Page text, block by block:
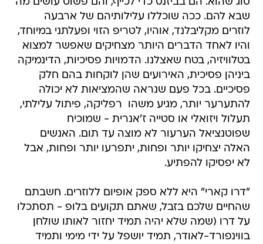
שבא להם. ככה שוכללו עלילותיהם של ארבעה
לוזרים מקליבלנד, אוהיו, לטריפ הזוי ופעלתני במיוחד,
והיו לאחד הדברים היותר מצחיקים שאפשר למצוא
בטלוויזיה, בטח שאצלנו. הדמויות פסיכיות, הדינמיקה
ביניהן פסיכית, האירועים שהן לוקחות בהם חלק
פסיכיים. בכל פעם שנראה שהמציאות לא יכולה
להתערער יותר, מגיע משהו  רפליקה, פיתול עלילתי,
תעלול ויזואלי או סטייה ז'אנרית - שמוכיח
שפוטנציאל הערעור לא מוצה עד תום. האנשים
האלה יצחיקו יותר ופחות, יתפרעו יותר ופחות, אבל
לא יפסיקו להפתיע.
"דרו קארי" היא ללא ספק אופיום ללוזרים. חשבתם
שהחיים שלכם בזבל, שאתם תקועים בלופ - תסתכלו
על דרו (שמה שלא יהיה תמיד יחזור לאותו שולחן
בווינפורד-לאודר, תמיד יושפל על ידי מימי ותמיד